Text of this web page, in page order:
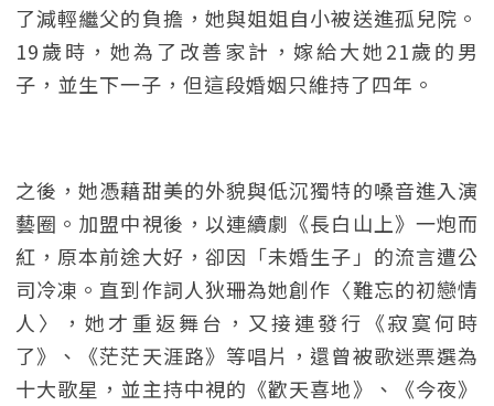
了減輕繼父的負擔，她與姐姐自小被送進孤兒院。
19歲時，她為了改善家計，嫁給大她21歲的男
子，並生下一子，但這段婚姻只維持了四年。
之後，她憑藉甜美的外貌與低沉獨特的嗓音進入演
藝圈。加盟中視後，以連續劇《長白山上》一炮而
紅，原本前途大好，卻因「未婚生子」的流言遭公
司冷凍。直到作詞人狄珊為她創作〈難忘的初戀情
人〉，她才重返舞台，又接連發行《寂寞何時
了》、《茫茫天涯路》等唱片，還曾被歌迷票選為
十大歌星，並主持中視的《歡天喜地》、《今夜》